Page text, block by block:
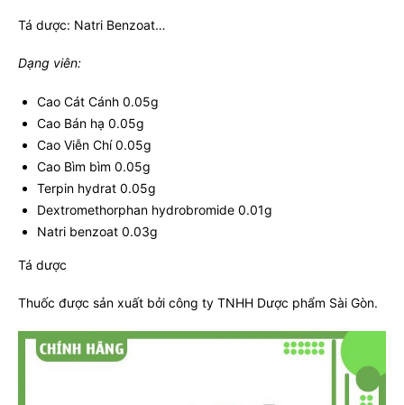
Tá dược: Natri Benzoat…
Dạng viên:
Cao Cát Cánh 0.05g
Cao Bán hạ 0.05g
Cao Viễn Chí 0.05g
Cao Bìm bìm 0.05g
Terpin hydrat 0.05g
Dextromethorphan hydrobromide 0.01g
Natri benzoat 0.03g
Tá dược
Thuốc được sản xuất bởi công ty TNHH Dược phẩm Sài Gòn.